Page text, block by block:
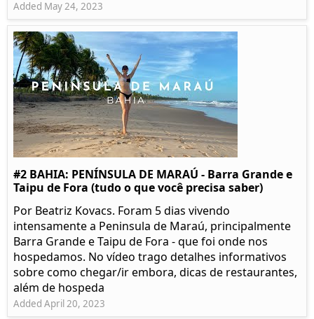
Added May 24, 2023
#2 BAHIA: PENÍNSULA DE MARAÚ - Barra Grande e
Taipu de Fora (tudo o que você precisa saber)
Por Beatriz Kovacs. Foram 5 dias vivendo
intensamente a Peninsula de Maraú, principalmente
Barra Grande e Taipu de Fora - que foi onde nos
hospedamos. No vídeo trago detalhes informativos
sobre como chegar/ir embora, dicas de restaurantes,
além de hospeda
Added April 20, 2023